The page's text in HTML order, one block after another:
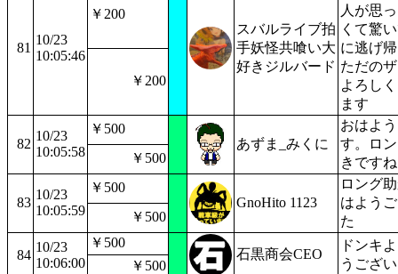
81
10/23
10:05:46
￥200
スバルライブ拍
手妖怪共喰い大
好きジルバード
人が思
くて驚
に逃げ
ただの
よろし
ます
￥200
82
10/23
10:05:58
￥500
あずま_みくに
おはよ
す。ロ
きです
￥500
83
10/23
10:05:59
￥500
GnoHito 1123
ロング
はよう
た
￥500
84
10/23
10:06:00
￥500
石黒商会CEO
ドンキ
うござ
￥500